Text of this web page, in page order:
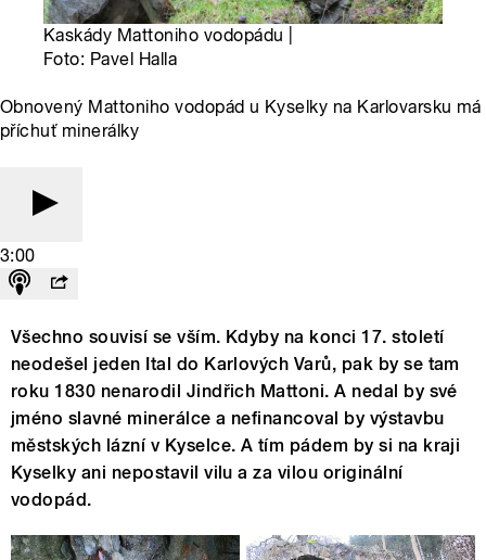
Kaskády Mattoniho vodopádu |
Foto: Pavel Halla
Obnovený Mattoniho vodopád u Kyselky na Karlovarsku má
příchuť minerálky
3:00
Všechno souvisí se vším. Kdyby na konci 17. století
neodešel jeden Ital do Karlových Varů, pak by se tam
roku 1830 nenarodil Jindřich Mattoni. A nedal by své
jméno slavné minerálce a nefinancoval by výstavbu
městských lázní v Kyselce. A tím pádem by si na kraji
Kyselky ani nepostavil vilu a za vilou originální
vodopád.